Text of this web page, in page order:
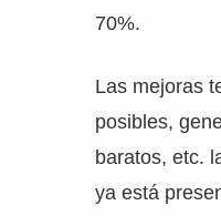
70%.
Las mejoras
posibles,
baratos, etc.
ya está